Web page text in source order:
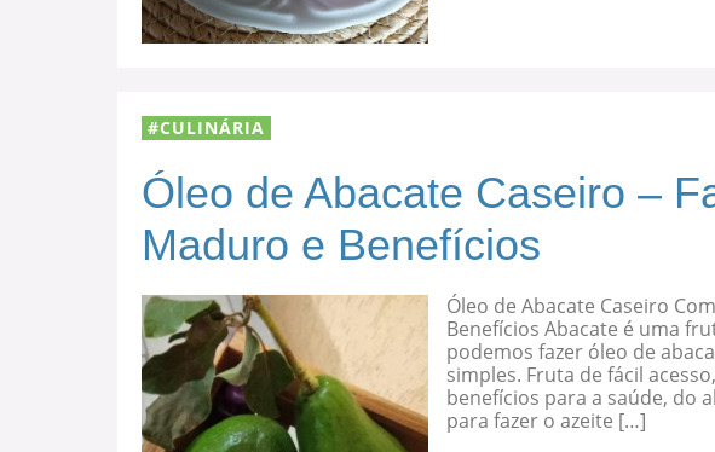
CULINÁRIA
Óleo de Abacate Caseiro –
Maduro e Benefícios
Óleo de Abacate Caseiro
Benefícios Abacate é uma
podemos fazer óleo de
simples. Fruta de fácil
benefícios para a saúde, do
para fazer o azeite […]